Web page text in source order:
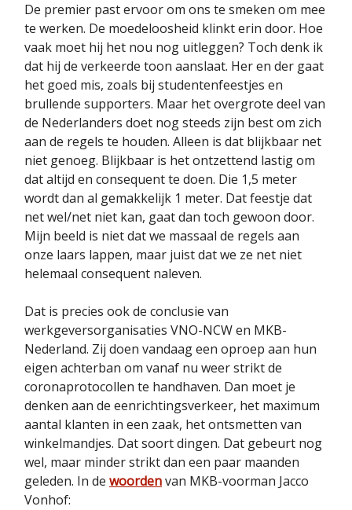
De premier past ervoor om ons te smeken om mee
te werken. De moedeloosheid klinkt erin door. Hoe
vaak moet hij het nou nog uitleggen? Toch denk ik
dat hij de verkeerde toon aanslaat. Her en der gaat
het goed mis, zoals bij studentenfeestjes en
brullende supporters. Maar het overgrote deel van
de Nederlanders doet nog steeds zijn best om zich
aan de regels te houden. Alleen is dat blijkbaar net
niet genoeg. Blijkbaar is het ontzettend lastig om
dat altijd en consequent te doen. Die 1,5 meter
wordt dan al gemakkelijk 1 meter. Dat feestje dat
net wel/net niet kan, gaat dan toch gewoon door.
Mijn beeld is niet dat we massaal de regels aan
onze laars lappen, maar juist dat we ze net niet
helemaal consequent naleven.
Dat is precies ook de conclusie van
werkgeversorganisaties VNO-NCW en MKB-
Nederland. Zij doen vandaag een oproep aan hun
eigen achterban om vanaf nu weer strikt de
coronaprotocollen te handhaven. Dan moet je
denken aan de eenrichtingsverkeer, het maximum
aantal klanten in een zaak, het ontsmetten van
winkelmandjes. Dat soort dingen. Dat gebeurt nog
wel, maar minder strikt dan een paar maanden
geleden. In de woordenvan MKB-voorman Jacco
Vonhof: